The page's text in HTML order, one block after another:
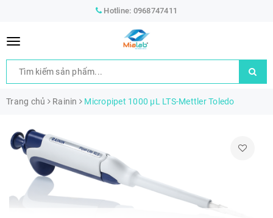
Hotline: 0968747411
Trang chủ Rainin Micropipet 1000 µL LTS-Mettler Toledo